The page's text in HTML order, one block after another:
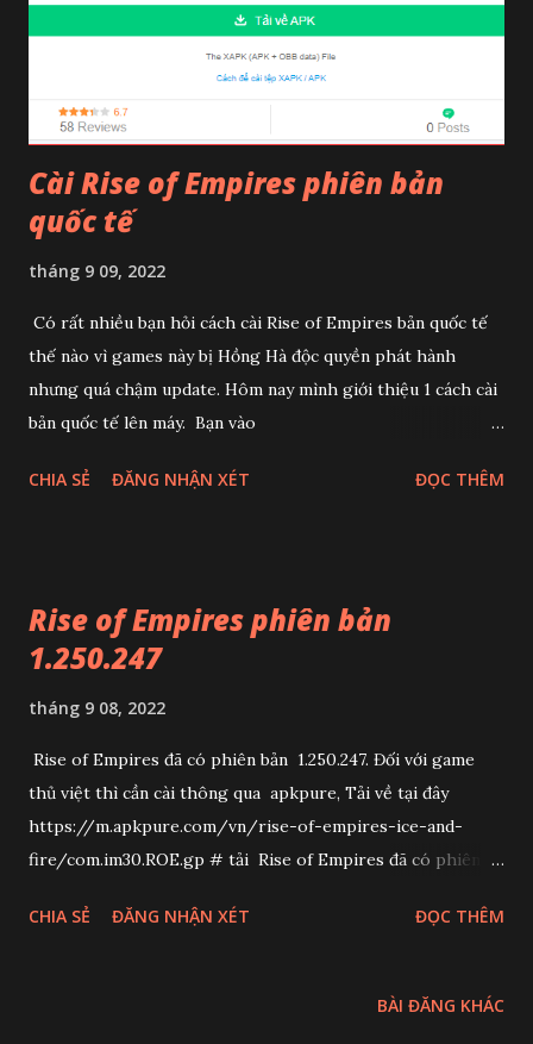
Cài Rise of Empires phiên bản
quốc tế
tháng 9 09, 2022
Có rất nhiều bạn hỏi cách cài Rise of Empires bản quốc tế
thế nào vì games này bị Hồng Hà độc quyền phát hành
nhưng quá chậm update. Hôm nay mình giới thiệu 1 cách cài
bản quốc tế lên máy. Bạn vào
fire/com.im30.ROE.gp Chọn Tải về APK Tiếp theo chọn như
mới bạn phải vào link trên tải về
CHIA SẺ ĐĂNG NHẬN XÉT ĐỌC THÊM
Rise of Empires phiên bản
1.250.247
tháng 9 08, 2022
Rise of Empires đã có phiên bản 1.250.247. Đối với game
thủ việt thì cần cài thông qua apkpure, Tải về tại đây
https://m.apkpure.com/vn/rise-of-empires-ice-and-
fire/com.im30.ROE.gp # tải Rise of Empires đã có phiên
CHIA SẺ ĐĂNG NHẬN XÉT ĐỌC THÊM
BÀI ĐĂNG KHÁC